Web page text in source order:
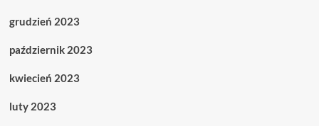
grudzień 2023
październik 2023
kwiecień 2023
luty 2023